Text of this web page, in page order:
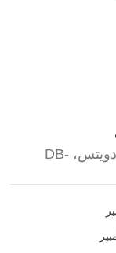
مجموعة مولدات الديزل مع محرك نوع دويتس، DB-